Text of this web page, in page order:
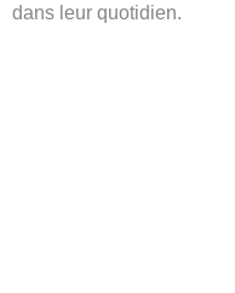
dans leur quotidien.